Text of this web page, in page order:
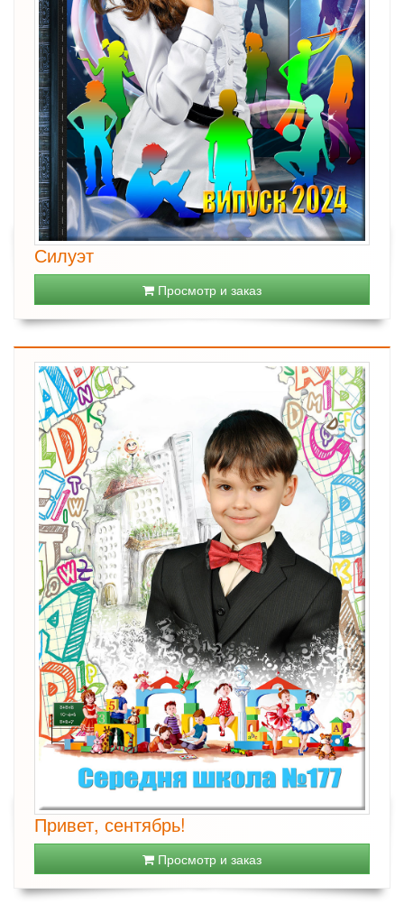
Силуэт
Просмотр и заказ
Привет, сентябрь!
Просмотр и заказ